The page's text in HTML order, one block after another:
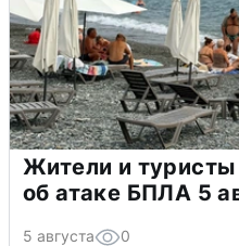
Жители и
об атаке БПЛА 5
5 августа 0